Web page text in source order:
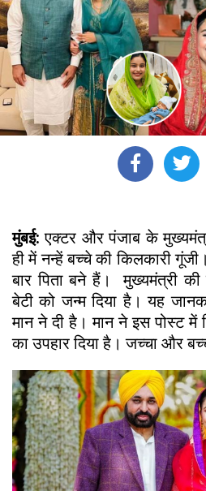
मुंबई: एक्टर और पंजाब के
ही में नन्हें बच्चे की किलकारी
बार पिता बने हैं। मुख्यमंत्री की
बेटी को जन्म दिया है। यह
मान ने दी है। मान ने इस पोस्ट में
का उपहार दिया है। जच्चा और